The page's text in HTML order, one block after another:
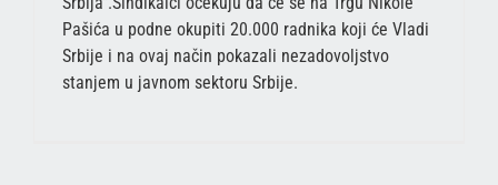
Pašića u podne okupiti 20.000 radnika koji će Vladi
Srbije i na ovaj način pokazali nezadovoljstvo
stanjem u javnom sektoru Srbije.